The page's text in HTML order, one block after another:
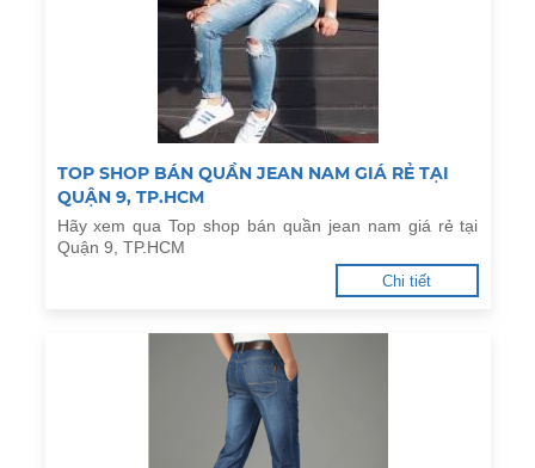
TOP SHOP BÁN QUẦN JEAN NAM GIÁ RẺ TẠI
QUẬN 9, TP.HCM
Hãy xem qua Top shop bán quần jean nam giá rẻ tại
Quận 9, TP.HCM
Chi tiết